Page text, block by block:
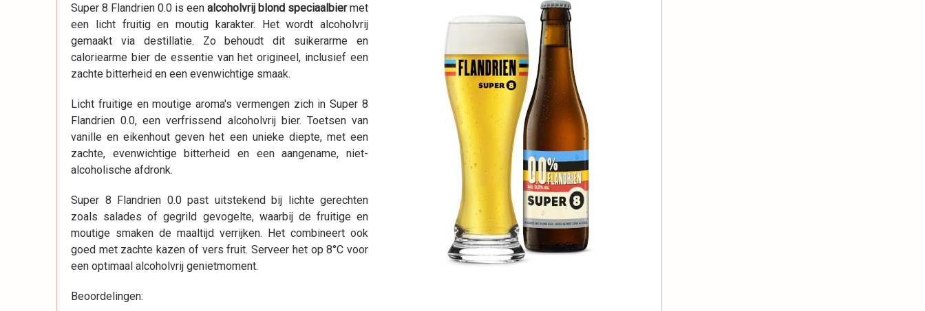
Super 8 Flandrien 0.0 is een alcoholvrij blond speciaalbiermet
een licht fruitig en moutig karakter. Het wordt alcoholvrij
gemaakt via destillatie. Zo behoudt dit suikerarme en
caloriearme bier de essentie van het origineel, inclusief een
zachte bitterheid en een evenwichtige smaak.
Licht fruitige en moutige aroma's vermengen zich in Super 8
Flandrien 0.0, een verfrissend alcoholvrij bier. Toetsen van
vanille en eikenhout geven het een unieke diepte, met een
zachte, evenwichtige bitterheid en een aangename, niet-
alcoholische afdronk.
Super 8 Flandrien 0.0 past uitstekend bij lichte gerechten
zoals salades of gegrild gevogelte, waarbij de fruitige en
moutige smaken de maaltijd verrijken. Het combineert ook
goed met zachte kazen of vers fruit. Serveer het op 8°C voor
een optimaal alcoholvrij genietmoment.
Beoordelingen: